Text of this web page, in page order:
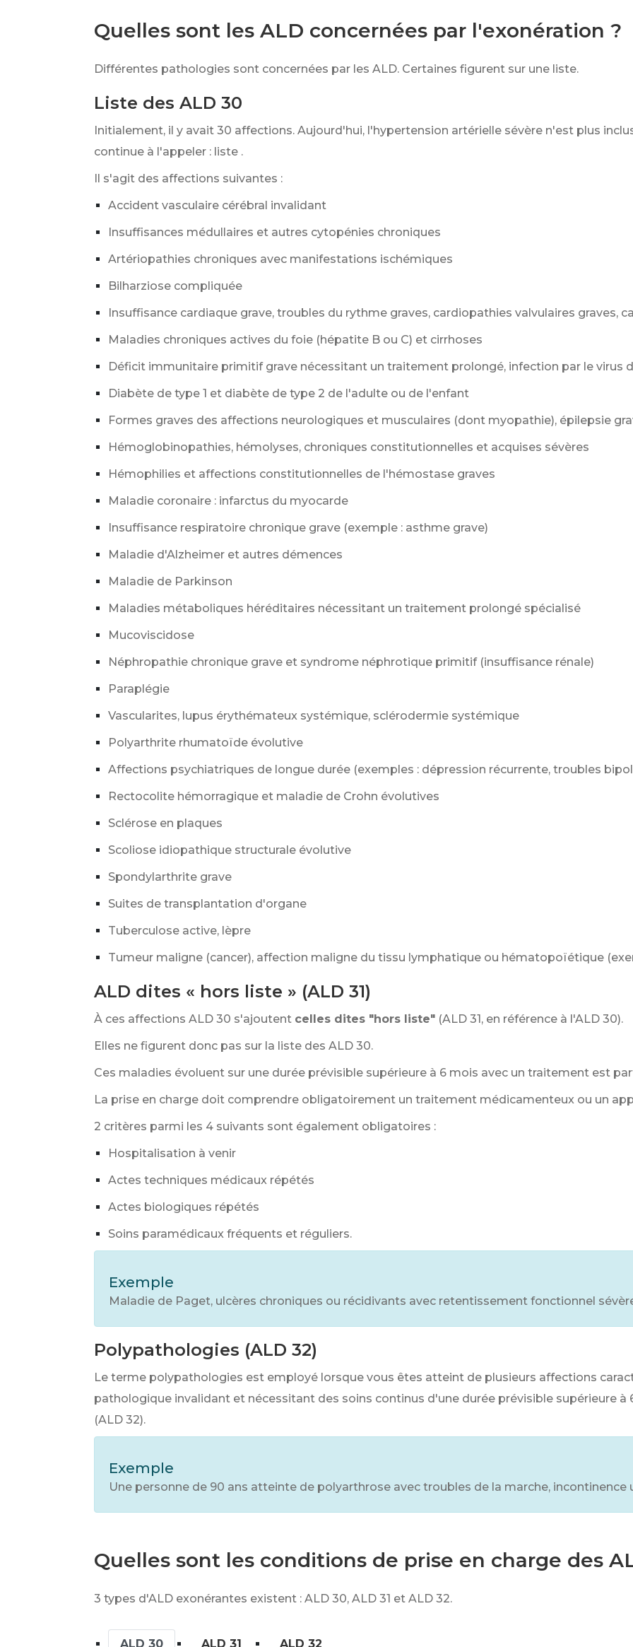
Quelles sont les ALD concernées par l'exonération ?
Différentes pathologies sont concernées par les ALD. Certaines figurent sur une liste.
Liste des ALD 30
Initialement, il y avait 30 affections. Aujourd'hui, l'hypertension artérielle sévère n'est plus
continue à l'appeler : liste .
Il s'agit des affections suivantes :
Accident vasculaire cérébral invalidant
Insuffisances médullaires et autres cytopénies chroniques
Artériopathies chroniques avec manifestations ischémiques
Bilharziose compliquée
Insuffisance cardiaque grave, troubles du rythme graves, cardiopathies valvulaires graves,
Maladies chroniques actives du foie (hépatite B ou C) et cirrhoses
Déficit immunitaire primitif grave nécessitant un traitement prolongé, infection par le virus
Diabète de type 1 et diabète de type 2 de l'adulte ou de l'enfant
Formes graves des affections neurologiques et musculaires (dont myopathie), épilepsie
Hémoglobinopathies, hémolyses, chroniques constitutionnelles et acquises sévères
Hémophilies et affections constitutionnelles de l'hémostase graves
Maladie coronaire : infarctus du myocarde
Insuffisance respiratoire chronique grave (exemple : asthme grave)
Maladie d'Alzheimer et autres démences
Maladie de Parkinson
Maladies métaboliques héréditaires nécessitant un traitement prolongé spécialisé
Mucoviscidose
Néphropathie chronique grave et syndrome néphrotique primitif (insuffisance rénale)
Paraplégie
Vascularites, lupus érythémateux systémique, sclérodermie systémique
Polyarthrite rhumatoïde évolutive
Affections psychiatriques de longue durée (exemples : dépression récurrente, troubles
Rectocolite hémorragique et maladie de Crohn évolutives
Sclérose en plaques
Scoliose idiopathique structurale évolutive
Spondylarthrite grave
Suites de transplantation d'organe
Tuberculose active, lèpre
Tumeur maligne (cancer), affection maligne du tissu lymphatique ou hématopoïétique
ALD dites « hors liste » (ALD 31)
À ces affections ALD 30 s'ajoutent celles dites "hors liste" (ALD 31, en référence à l'ALD 30).
Elles ne figurent donc pas sur la liste des ALD 30.
Ces maladies évoluent sur une durée prévisible supérieure à 6 mois avec un traitement est
La prise en charge doit comprendre obligatoirement un traitement médicamenteux ou un
2 critères parmi les 4 suivants sont également obligatoires :
Hospitalisation à venir
Actes techniques médicaux répétés
Actes biologiques répétés
Soins paramédicaux fréquents et réguliers.
Exemple
Maladie de Paget, ulcères chroniques ou récidivants avec retentissement fonctionnel
Polypathologies (ALD 32)
Le terme polypathologies est employé lorsque vous êtes atteint de plusieurs affections
pathologique invalidant et nécessitant des soins continus d'une durée prévisible supérieure
(ALD 32).
Exemple
Une personne de 90 ans atteinte de polyarthrose avec troubles de la marche,
Quelles sont les conditions de prise en charge des
3 types d'ALD exonérantes existent : ALD 30, ALD 31 et ALD 32.
ALD 30 ALD 31 ALD 32